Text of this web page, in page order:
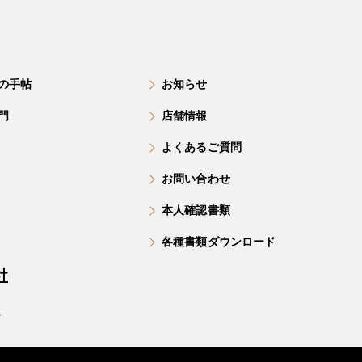
手帖 お知らせ
店舗情報
よくあるご質問
お問い合わせ
本人確認書類
各種書類ダウンロード